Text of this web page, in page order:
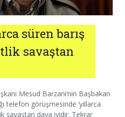
süren barış
savaştan
Mesud Barzani’nin Başbakan
telefon görüşmesinde ‘yıllarca
savaştan daya iyidir. Tekrar